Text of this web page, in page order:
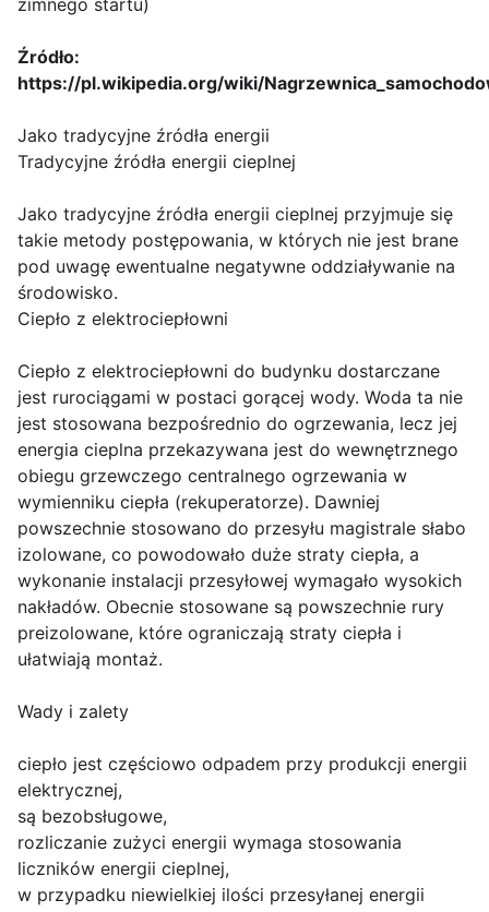
zimnego startu)
Źródło:
https://pl.wikipedia.org/wiki/
Jako tradycyjne źródła energii
Tradycyjne źródła energii cieplnej
Jako tradycyjne źródła energii cieplnej przyjmuje się
takie metody postępowania, w których nie jest brane
pod uwagę ewentualne negatywne oddziaływanie na
środowisko.
Ciepło z elektrociepłowni
Ciepło z elektrociepłowni do budynku dostarczane
jest rurociągami w postaci gorącej wody. Woda ta nie
jest stosowana bezpośrednio do ogrzewania, lecz jej
energia cieplna przekazywana jest do wewnętrznego
obiegu grzewczego centralnego ogrzewania w
wymienniku ciepła (rekuperatorze). Dawniej
powszechnie stosowano do przesyłu magistrale słabo
izolowane, co powodowało duże straty ciepła, a
wykonanie instalacji przesyłowej wymagało wysokich
nakładów. Obecnie stosowane są powszechnie rury
preizolowane, które ograniczają straty ciepła i
ułatwiają montaż.
Wady i zalety
ciepło jest częściowo odpadem przy produkcji energii
elektrycznej,
są bezobsługowe,
rozliczanie zużyci energii wymaga stosowania
liczników energii cieplnej,
w przypadku niewielkiej ilości przesyłanej energii